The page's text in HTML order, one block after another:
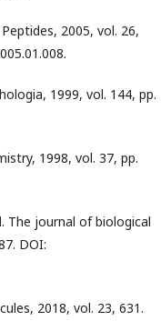
2005, vol. 26,
1999, vol. 144, pp.
1998, vol. 37, pp.
The journal of biological
DOI:
2018, vol. 23, 631.